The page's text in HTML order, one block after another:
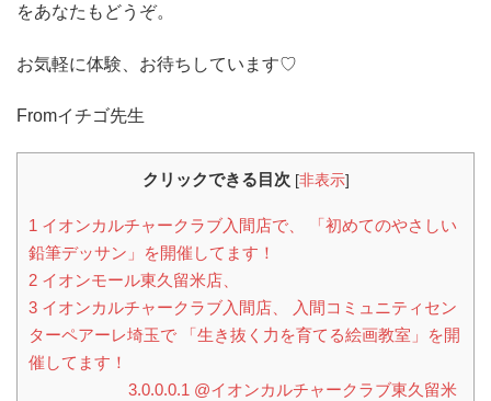
をあなたもどうぞ。
お気軽に体験、お待ちしています♡
Fromイチゴ先生
クリックできる目次 [非表示]
1 イオンカルチャークラブ入間店で、 「初めてのやさしい
鉛筆デッサン」を開催してます！
2 イオンモール東久留米店、
3 イオンカルチャークラブ入間店、 入間コミュニティセン
ターペアーレ埼玉で 「生き抜く力を育てる絵画教室」を開
催してます！
3.0.0.0.1 @イオンカルチャークラブ東久留米